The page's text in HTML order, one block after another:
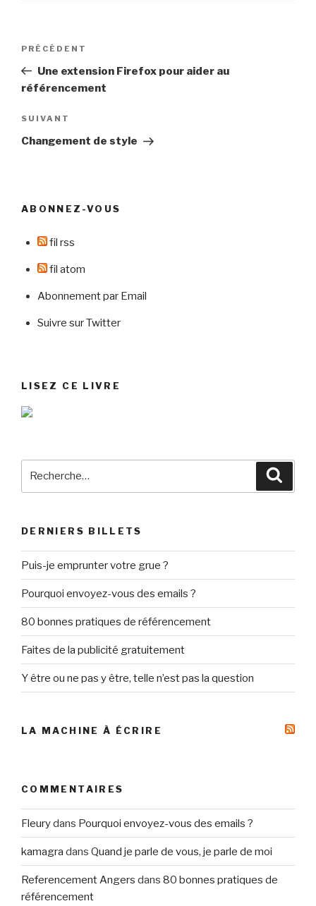
Navigation
l’article
Article
précédent
PRÉCÉDENT
Une extension Firefox pour aider au
référencement
Article
suivant
SUIVANT
Changement de style
ABONNEZ-VOUS
fil rss
fil atom
Abonnement par Email
Suivre sur Twitter
LISEZ CE LIVRE
DERNIERS BILLETS
Puis-je emprunter votre grue ?
Pourquoi envoyez-vous des emails ?
80 bonnes pratiques de référencement
Faites de la publicité gratuitement
Y être ou ne pas y être, telle n’est pas la question
LA MACHINE À ÉCRIRE
COMMENTAIRES
Fleurydans Pourquoi envoyez-vous des emails ?
kamagra dans Quand je parle de vous, je parle de moi
Referencement Angers dans 80 bonnes pratiques de
référencement